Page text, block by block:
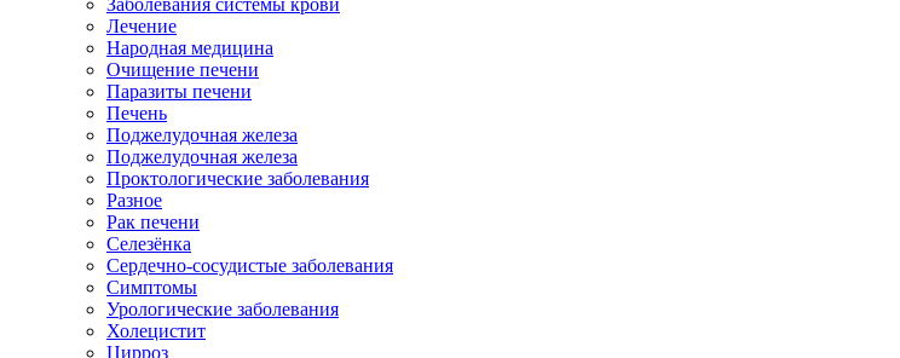
Заболевания системы крови
Лечение
Народная медицина
Очищение печени
Паразиты печени
Печень
Поджелудочная железа
Поджелудочная железа
Проктологические заболевания
Разное
Рак печени
Селезёнка
Сердечно-сосудистые заболевания
Симптомы
Урологические заболевания
Холецистит
Цирроз